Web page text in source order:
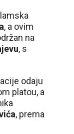
, a ovim
na
, s
odaju
platou, a
, prema